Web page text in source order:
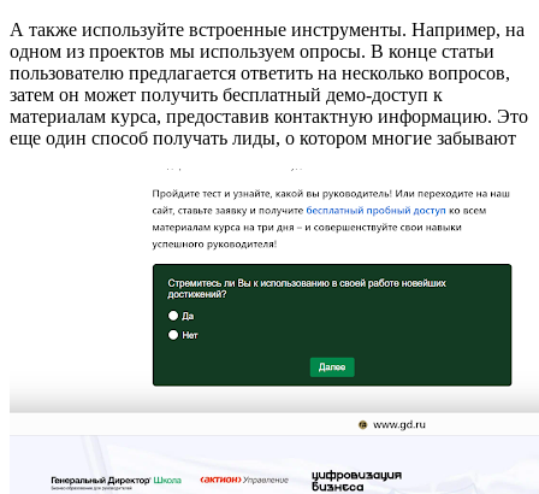
А также используйте встроенные инструменты. Например, на
одном из проектов мы используем опросы. В конце статьи
пользователю предлагается ответить на несколько вопросов,
затем он может получить бесплатный демо-доступ к
материалам курса, предоставив контактную информацию. Это
еще один способ получать лиды, о котором многие забывают